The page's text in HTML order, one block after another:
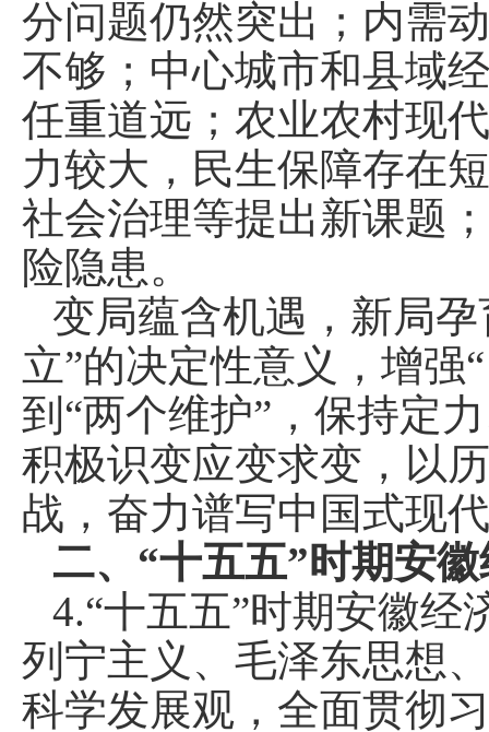
分问题仍然突出；内需
不够；中心城市和县域
任重道远；农业农村现
力较大，民生保障存在
社会治理等提出新课题
险隐患。
变局蕴含机遇，新局
立”的决定性意义，增强
到“两个维护”，保持定
积极识变应变求变，以
战，奋力谱写中国式现
二、“十五五”时期安
4.“十五五”时期安徽
列宁主义、毛泽东思想
科学发展观，全面贯彻